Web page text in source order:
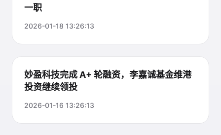
一职
2026-01-18 13:26:13
妙盈科技完成 A+ 轮融资，李嘉诚基金维港
投资继续领投
2026-01-16 13:26:13